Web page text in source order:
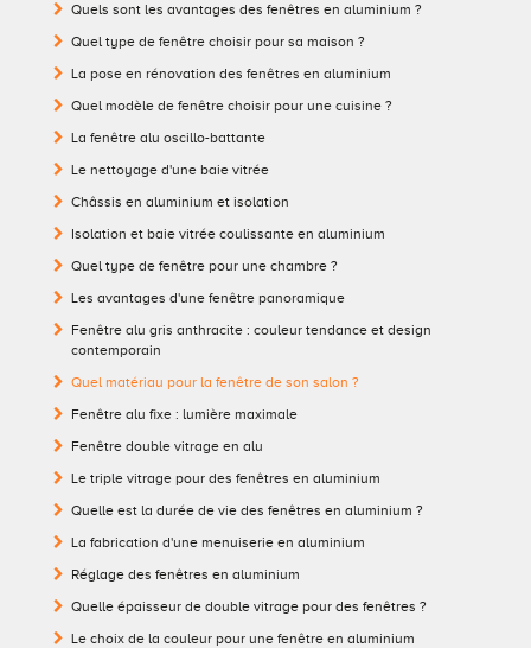
Quels sont les avantages des fenêtres en aluminium ?
Quel type de fenêtre choisir pour sa maison ?
La pose en rénovation des fenêtres en aluminium
Quel modèle de fenêtre choisir pour une cuisine ?
La fenêtre alu oscillo-battante
Le nettoyage d'une baie vitrée
Châssis en aluminium et isolation
Isolation et baie vitrée coulissante en aluminium
Quel type de fenêtre pour une chambre ?
Les avantages d'une fenêtre panoramique
Fenêtre alu gris anthracite : couleur tendance et design
contemporain
Quel matériau pour la fenêtre de son salon ?
Fenêtre alu fixe : lumière maximale
Fenêtre double vitrage en alu
Le triple vitrage pour des fenêtres en aluminium
Quelle est la durée de vie des fenêtres en aluminium ?
La fabrication d'une menuiserie en aluminium
Réglage des fenêtres en aluminium
Quelle épaisseur de double vitrage pour des fenêtres ?
Le choix de la couleur pour une fenêtre en aluminium
Télécharger le catalogue